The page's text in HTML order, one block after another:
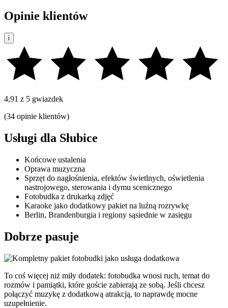
Opinie klientów
i
4,91 z 5 gwiazdek
(34 opinie klientów)
Usługi dla Słubice
Końcowe ustalenia
Oprawa muzyczna
Sprzęt do nagłośnienia, efektów świetlnych, oświetlenia
nastrojowego, sterowania i dymu scenicznego
Fotobudka z drukarką zdjęć
Karaoke jako dodatkowy pakiet na luźną rozrywkę
Berlin, Brandenburgia i regiony sąsiednie w zasięgu
Dobrze pasuje
To coś więcej niż miły dodatek: fotobudka wnosi ruch, temat do
rozmów i pamiątki, które goście zabierają ze sobą. Jeśli chcesz
połączyć muzykę z dodatkową atrakcją, to naprawdę mocne
uzupełnienie.